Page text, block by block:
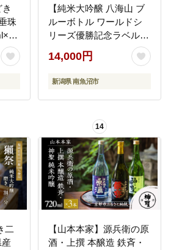
珠
【純米大吟醸 八海山 ブ
ルーボトル ワールドシ
リーズ優勝記念ラベル】
720ml×1本 【お酒 さけ
純米大吟醸 ギフト 人気
おすすめ 送料無料 ドジ
ールドシリーズ 優勝】
14,000円
新潟県 南魚沼市
二
14
【山本本家】源兵衛の原
酒・上撰 本醸造 鉄斉・